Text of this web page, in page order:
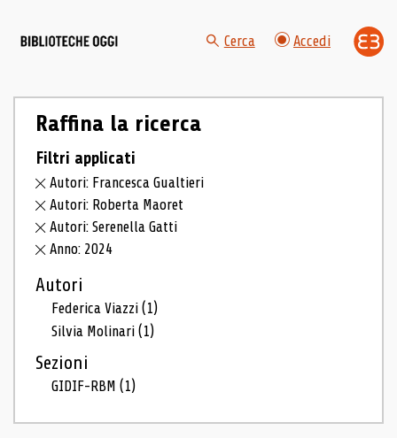
Cerca Accedi
Raffina la ricerca
Filtri applicati
Autori: Francesca Gualtieri
Autori: Roberta Maoret
Autori: Serenella Gatti
Anno: 2024
Autori
Federica Viazzi(1)
Silvia Molinari(1)
Sezioni
GIDIF-RBM(1)